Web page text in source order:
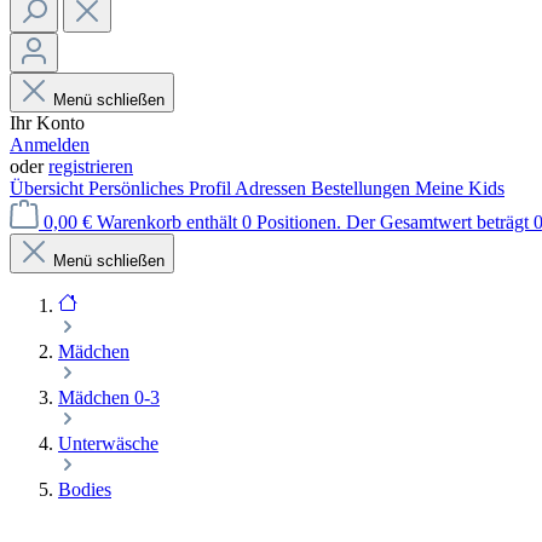
Menü schließen
Ihr Konto
Anmelden
oderregistrieren
Übersicht Persönliches Profil Adressen Bestellungen Meine Kids
0,00 € Warenkorb enthält 0 Positionen. Der Gesamtwert beträgt
Menü schließen
Mädchen
Mädchen 0-3
Unterwäsche
Bodies